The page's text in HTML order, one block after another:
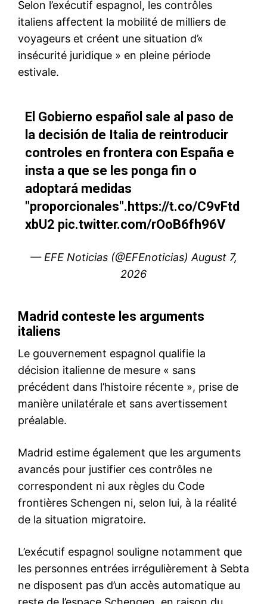
Pour ce faire, des travaux…
l’Union Africaine
14 March 2017
In "Afrique"